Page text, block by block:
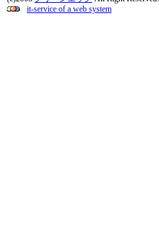
it-service of a web system